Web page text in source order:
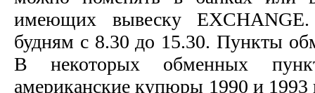
имеющих вывеску
будням с 8.30 до 15.30. Пункты
В некоторых обменных
американские купюры 1990 и